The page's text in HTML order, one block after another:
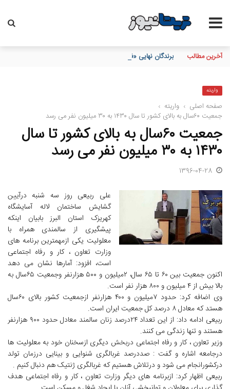
آخرین مطالب برندگان نهایی «فستیوال گل طلایی» بیمه آسیا مشخص شدند
واریته
صفحه اصلی › واریته ›
جمعیت ۶۰سال به بالای کشور تا سال ۱۴۳۰ به ۳۰ میلیون نفر می رسد
جمعیت ۶۰سال به بالای کشور تا سال
۱۴۳۰ به ۳۰ میلیون نفر می رسد
1396-04-28
علی ربیعی روز سه شنبه درآیین
گشایش ساختمان لاله آسایشگاه
کهریزک استان البرز بابیان اینکه
پیشگیری از سالمندی همراه با
معلولیت یکی ازمهمترین برنامه های
وزارت تعاون ، کار و رفاه اجتماعی
است، افزود: آمارها نشان می دهد
اکنون جمعیت بین ۶۰ تا ۶۵ سال، ۲میلیون و ۵۰۰ هزارنفر وجمعیت ۶۵سال به
بالا بیش از ۴ میلیون و ۸۰۰ هزار نفر است.
وی اضافه کرد: حدود ۷میلیون و ۴۰۰ هزارنفر ازجمعیت کشور بالای ۶۰سال
هستد که معادل ۸ درصد کل جمعیت ایران است.
ربیعی ادامه داد: از این تعداد ۲۴درصد زنان سالمند معادل حدود ۹۰۰ هزارنفر
هستند و تنها زندگی می کنند.
وزیر تعاون ، کار و رفاه اجتماعی دربخش دیگری ازسخنان خود به معلولیت ها
درجامعه اشاره و گفت : صددرصد غربالگری شنوایی و بینایی درزمان تولد
درکشورانجام می شود و درتلاش هستیم که غربالگری ژنتیک هم دنبال کنیم .
ربیعی اظهار کرد: ازبرنامه های دیگر وزارت تعاون ، کار و رفاه اجتماعی هدف